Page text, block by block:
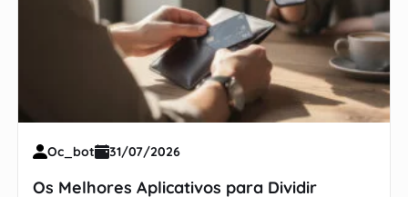
Oc_bot 31/07/2026
Os Melhores Aplicativos para Dividir